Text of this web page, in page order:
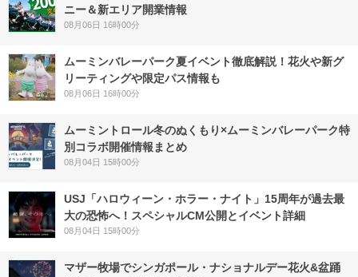
ニー＆新エリア開業情報
08月06日 16時00分
ムーミンバレーパーク夏イベント徹底解説！花火や新グ
リーティングや限定パス情報も
08月06日 16時00分
ムーミントロール冬のぬくもり×ムーミンバレーパーク特
別コラボ開催情報まとめ
08月04日 15時00分
USJ「ハロウィーン・ホラー・ナイト」15周年が過去最
大の恐怖へ！スペシャルCM公開とイベント詳細
08月04日 15時00分
マザー牧場でシンガポール・ナショナルデー花火&盆踊